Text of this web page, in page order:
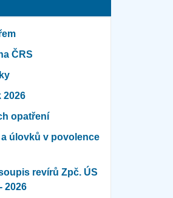
ČRS
2026
opatření
úlovků v povolence
revírů Zpč. ÚS
2026